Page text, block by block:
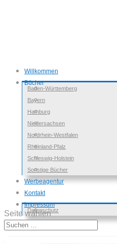
Willkommen
Bücher
Baden-Württemberg
Bayern
Hamburg
Niedersachsen
Nordrhein-Westfalen
Rheinland-Pfalz
Schleswig-Holstein
Sonstige Bücher
Werbeagentur
Kontakt
Impressum
Datenschutz
Seite wählen